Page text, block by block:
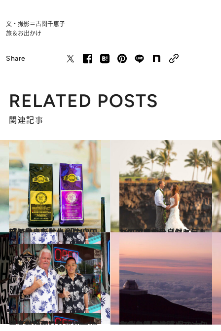
文・撮影＝古関千恵子
旅＆お出かけ
Share
RELATED POSTS
関連記事
2015.5.17
「コナ」だけじゃないハワイ島コーヒー 「カウコーヒー」をお土産に
旅＆お出かけ 2015.7.6
ハワイ島の大自然に包まれて愛を誓う シェラトン・コナ・リゾート
旅＆お出かけ
2012.10.30
日本人がつくる世界一かっこいいアロハ“コナ・ベイ・ハワイ”
旅＆お出かけ 2016.6.8
火山の絶景を眺めマンタと戯れて ハワイ島の大いなる自然を体感！
旅＆お出かけ